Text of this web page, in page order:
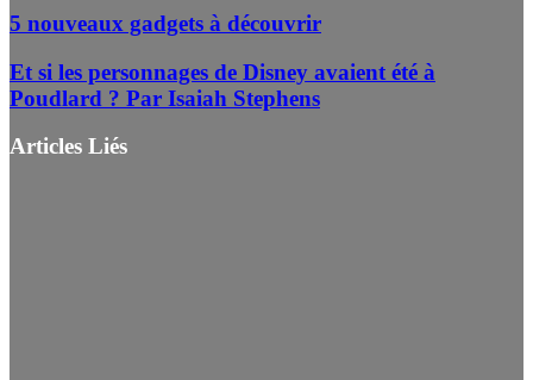
5 nouveaux gadgets à découvrir
Et si les personnages de Disney avaient été à
Poudlard ? Par Isaiah Stephens
Articles Liés